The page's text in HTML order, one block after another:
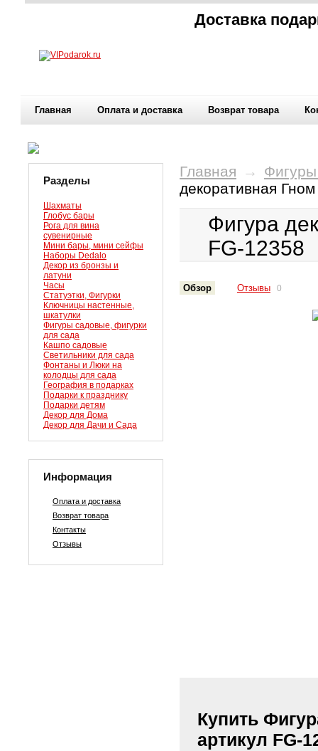
Доставка
Главная Оплата и доставка Возврат товара
Разделы
Шахматы
Глобус бары
Рога для вина
сувенирные
Мини бары, мини сейфы
Наборы Dedalo
Декор из бронзы и
латуни
Часы
Статуэтки, Фигурки
Ключницы настенные,
шкатулки
Фигуры садовые, фигурки
для сада
Кашпо садовые
Светильники для сада
Фонтаны и Люки на
колодцы для сада
География в подарках
Подарки к празднику
Подарки детям
Декор для Дома
Декор для Дачи и Сада
Информация
Оплата и доставка
Возврат товара
Контакты
Отзывы
Главная →
декоративная
Фигура
FG-12358
Обзор Отзывы 0
Купить
артикул FG-